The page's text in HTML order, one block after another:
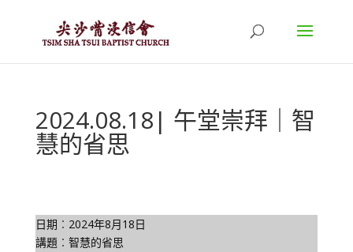
2024.08.18| 午堂崇拜｜智
慧的省思
日期︰2024年8月18日
講題︰智慧的省思